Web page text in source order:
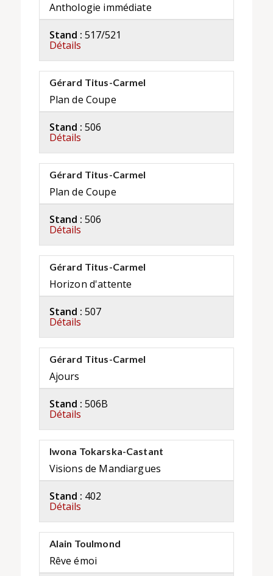
Anthologie immédiate
Stand : 517/521
Détails
Gérard Titus-Carmel
Plan de Coupe
Stand : 506
Détails
Gérard Titus-Carmel
Plan de Coupe
Stand : 506
Détails
Gérard Titus-Carmel
Horizon d'attente
Stand : 507
Détails
Gérard Titus-Carmel
Ajours
Stand : 506B
Détails
Iwona Tokarska-Castant
Visions de Mandiargues
Stand : 402
Détails
Alain Toulmond
Rêve émoi